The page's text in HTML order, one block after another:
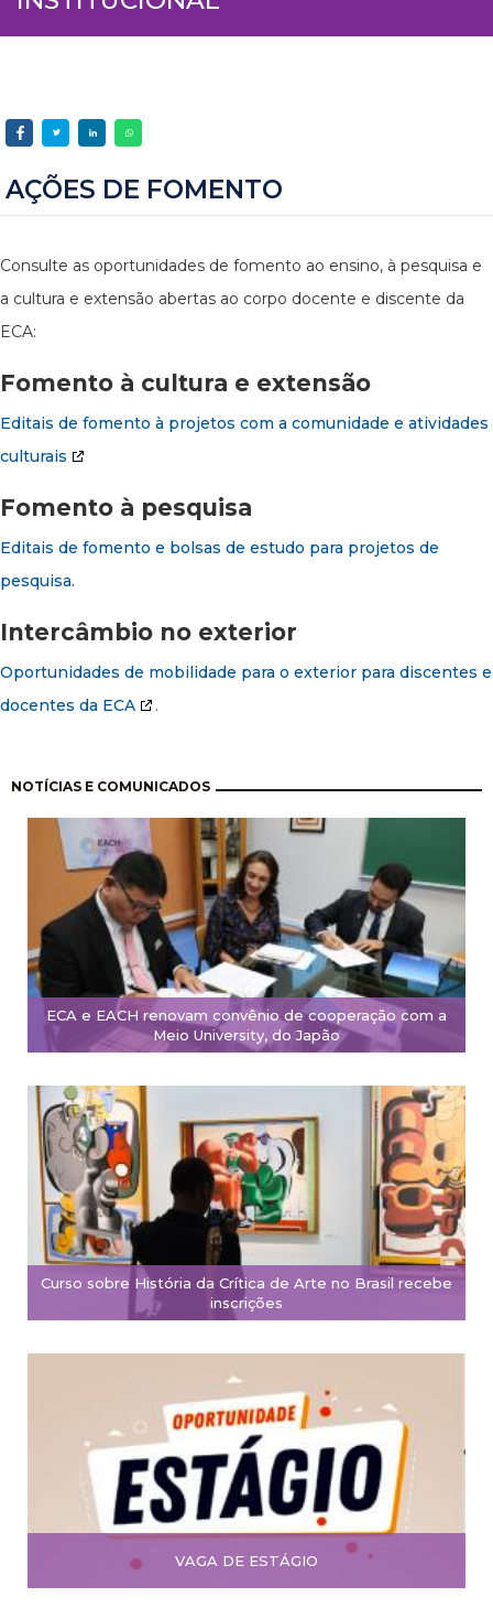
AÇÕES DE FOMENTO
Consulte as oportunidades de fomento ao ensino, à pesquisa e
a cultura e extensão abertas ao corpo docente e discente da
ECA:
Fomento à cultura e extensão
Editais de fomento à projetos com a comunidade e atividades
culturais
Fomento à pesquisa
Editais de fomento e bolsas de estudo para projetos de
pesquisa.
Intercâmbio no exterior
Oportunidades de mobilidade para o exterior para discentes e
docentes da ECA
.
NOTÍCIAS E COMUNICADOS
ECA e EACH renovam convênio de cooperação com a
Meio University, do Japão
Curso sobre História da Crítica de Arte no Brasil recebe
inscrições
VAGA DE ESTÁGIO
Paginación